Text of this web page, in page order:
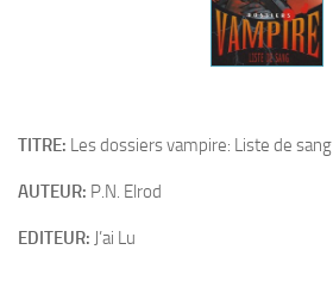
TITRE: Les dossiers vampire: Liste de sang
AUTEUR: P.N. Elrod
EDITEUR: J’ai Lu